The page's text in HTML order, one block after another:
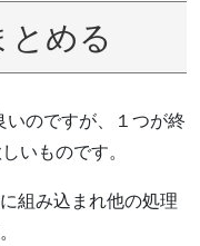
める
いのですが、１つが終
いものです。
組み込まれ他の処理